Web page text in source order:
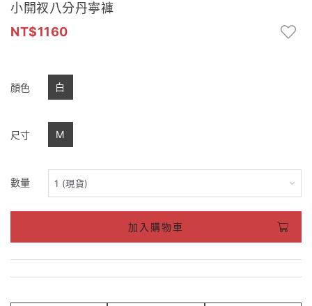
小開衩八分丹寧褲
1160
顏色 白
尺寸 M
數量
加入購物車